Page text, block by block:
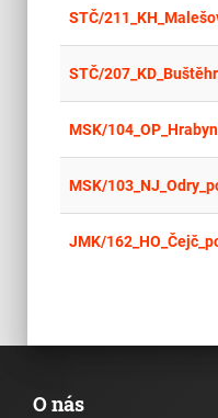
STČ/
MSK/
MSK/
JMK/
O nás